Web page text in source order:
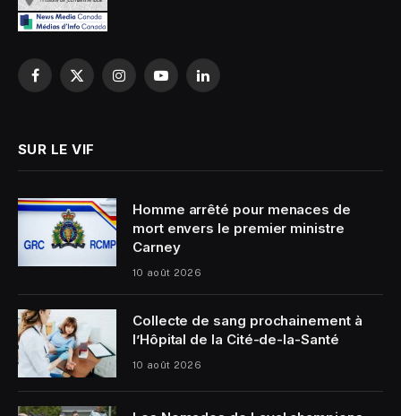
Facebook
X
InstagramYouTubeLinkedIn
SUR LE VIF
Homme arrêté pour menaces de
mort envers le premier ministre
Carney
10 août 2026
Collecte de sang prochainement à
l’Hôpital de la Cité-de-la-Santé
10 août 2026